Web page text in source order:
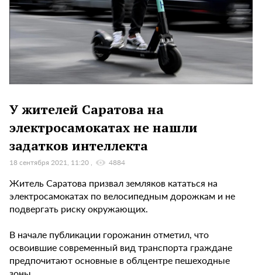
У жителей Саратова на
электросамокатах не нашли
задатков интеллекта
18 сентября 2021, 11:20 4884
Житель Саратова призвал земляков кататься на
электросамокатах по велосипедным дорожкам и не
подвергать риску окружающих.
В начале публикации горожанин отметил, что
освоившие современный вид транспорта граждане
предпочитают основные в облцентре пешеходные